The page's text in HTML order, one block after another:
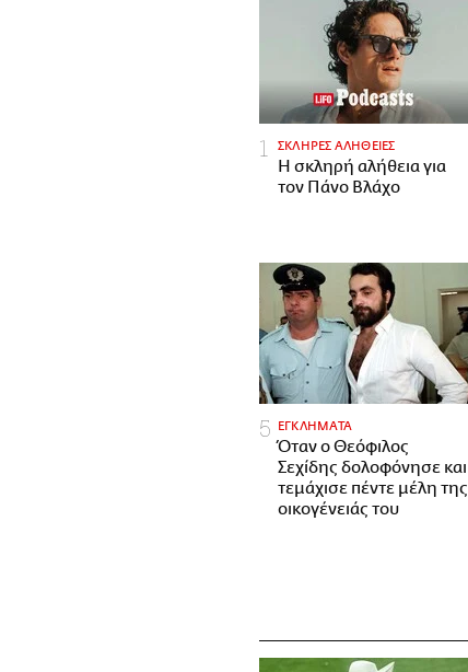
ΣΚΛΗΡΕΣ ΑΛΗΘΕΙΕΣ
H σκληρή αλήθεια για
τον Πάνο Βλάχο
ΕΓΚΛΗΜΑΤΑ
Όταν ο Θεόφιλος
Σεχίδης δολοφόνησε και
τεμάχισε πέντε μέλη της
οικογένειάς του